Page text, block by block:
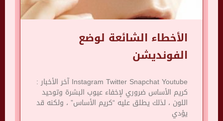
الأخطاء الشائعة لوضع
الفونديشن
Instagram Twitter Snapchat Youtube آخر الأخبار :
كريم الأساس ضروري لإخفاء عيوب البشرة وتوحيد
اللون ، لذلك يطلق عليه “كريم الأساس” ، ولكنه قد
يؤدي